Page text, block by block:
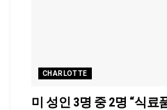
CHARLOTTE
미 성인 3명 중 2명 “식료